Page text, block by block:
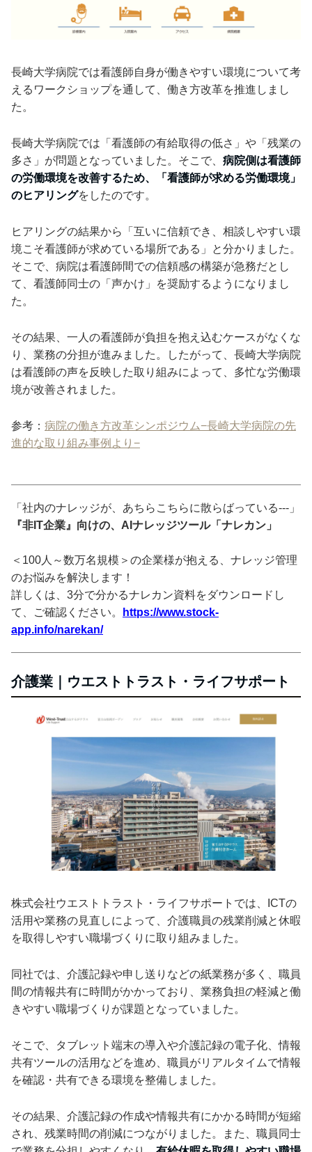
長崎大学病院では看護師自身が働きやすい環境について考
えるワークショップを通して、働き方改革を推進しまし
た。
長崎大学病院では「看護師の有給取得の低さ」や「残業の
多さ」が問題となっていました。そこで、 病院側は看護師
の労働環境を改善するため、「看護師が求める労働環境」
のヒアリングをしたのです。
ヒアリングの結果から「互いに信頼でき、相談しやすい環
境こそ看護師が求めている場所である」と分かりました。
そこで、病院は看護師間での信頼感の構築が急務だとし
て、看護師同士の「声かけ」を奨励するようになりまし
た。
その結果、一人の看護師が負担を抱え込むケースがなくな
り、業務の分担が進みました。したがって、長崎大学病院
は看護師の声を反映した取り組みによって、多忙な労働環
境が改善されました。
参考： 病院の働き方改革シンポジウム−長崎大学病院の先
進的な取り組み事例より−
「社内のナレッジが、あちらこちらに散らばっている---」
『非IT企業』向けの、AIナレッジツール「ナレカン」
＜100人～数万名規模＞の企業様が抱える、ナレッジ管理
のお悩みを解決します！
詳しくは、3分で分かるナレカン資料をダウンロードし
て、ご確認ください。
https://www.stock-
app.info/narekan/
介護業｜ウエストトラスト・ライフサポート
株式会社ウエストトラスト・ライフサポートでは、ICTの
活用や業務の見直しによって、介護職員の残業削減と休暇
を取得しやすい職場づくりに取り組みました。
同社では、介護記録や申し送りなどの紙業務が多く、職員
間の情報共有に時間がかかっており、業務負担の軽減と働
きやすい職場づくりが課題となっていました。
そこで、タブレット端末の導入や介護記録の電子化、情報
共有ツールの活用などを進め、職員がリアルタイムで情報
を確認・共有できる環境を整備しました。
その結果、介護記録の作成や情報共有にかかる時間が短縮
され、残業時間の削減につながりました。また、職員同士